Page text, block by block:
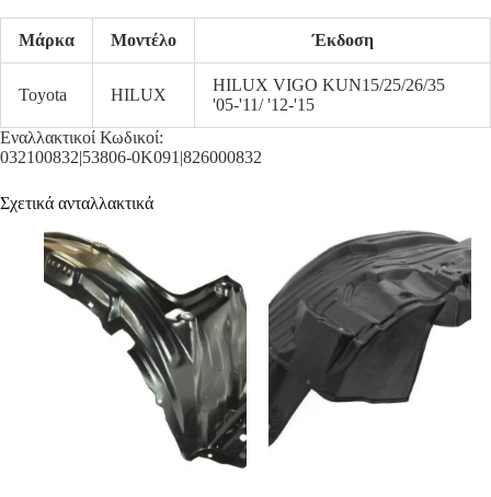
Μάρκα Μοντέλο Έκδοση
Toyota HILUX
HILUX VIGO KUN15/25/26/35
'05-'11/ '12-'15
Εναλλακτικοί Κωδικοί:
032100832|53806-0K091|826000832
Σχετικά ανταλλακτικά